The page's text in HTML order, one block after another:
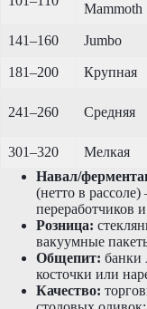
Mammoth
141–160 Jumbo
181–200 Крупная
241–260 Средняя
301–320 Мелкая
Навал/
(нетто в
переработчиков
Розница:
вакуумные
Общепит: банки
косточки или
Качество: